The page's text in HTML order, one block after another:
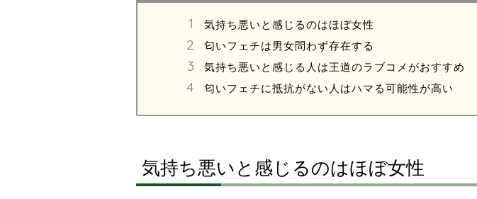
気持ち悪いと感じるのはほぼ女性
匂いフェチは男女問わず存在する
気持ち悪いと感じる人は王道のラブコメがおすすめ
匂いフェチに抵抗がない人はハマる可能性が高い
気持ち悪いと感じるのはほぼ女性